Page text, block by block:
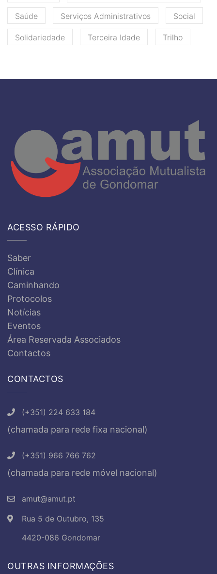
Saúde Serviços Administrativos Social
Solidariedade Terceira Idade Trilho
ACESSO RÁPIDO
Saber
Clínica
Caminhando
Protocolos
Notícias
Eventos
Área Reservada Associados
Contactos
CONTACTOS
(+351) 224 633 184
(chamada para rede fixa nacional)
(+351) 966 766 762
(chamada para rede móvel nacional)
amut@amut.pt
Rua 5 de Outubro, 135
4420-086 Gondomar
OUTRAS INFORMAÇÕES